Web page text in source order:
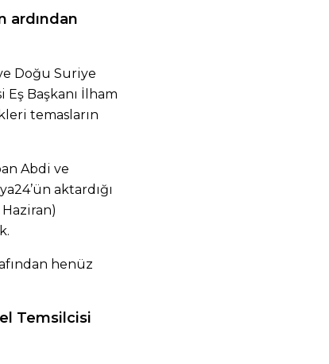
ardından
Doğu Suriye
Başkanı İlham
temasların
Abdi ve
aktardığı
henüz
Temsilcisi